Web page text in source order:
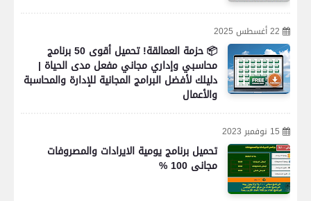
22 أغسطس 2025
📦 حزمة العمالقة! تحميل أقوى 50 برنامج
محاسبي وإداري مجاني مفعل مدى الحياة |
دليلك لأفضل البرامج المجانية للإدارة والمحاسبة
والأعمال
15 نوفمبر 2023
تحميل برنامج يومية الايرادات والمصروفات
مجانى 100 %